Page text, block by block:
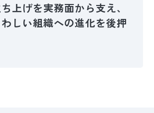
上げを実務面から支え、
しい組織への進化を後押